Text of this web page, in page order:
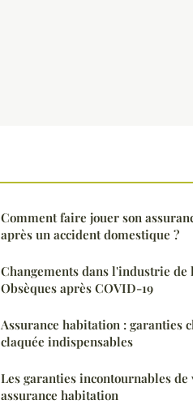
Comment faire jouer son
après un accident domestique ?
Changements dans l'industrie de
Obsèques après COVID-19
Assurance habitation : garanties
claquée indispensables
Les garanties incontournables de
assurance habitation